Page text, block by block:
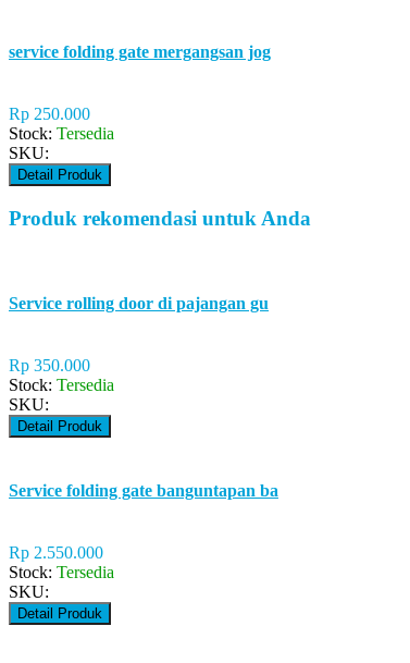
service folding gate mergangsan jog
Rp 250.000
Stock: Tersedia
SKU:
Detail Produk
Produk rekomendasi untuk Anda
Service rolling door di pajangan gu
Rp 350.000
Stock: Tersedia
SKU:
Detail Produk
Service folding gate banguntapan ba
Rp 2.550.000
Stock: Tersedia
SKU:
Detail Produk